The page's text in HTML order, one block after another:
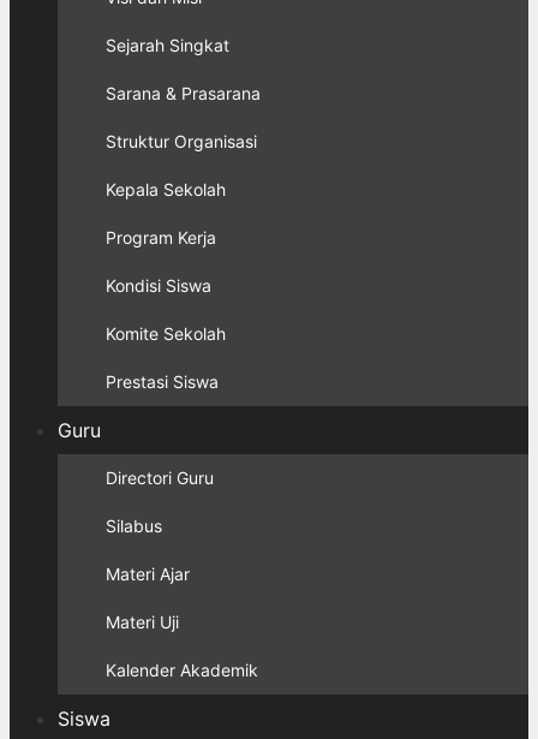
Sejarah Singkat
Sarana & Prasarana
Struktur Organisasi
Kepala Sekolah
Program Kerja
Kondisi Siswa
Komite Sekolah
Prestasi Siswa
Guru
Directori Guru
Silabus
Materi Ajar
Materi Uji
Kalender Akademik
Siswa